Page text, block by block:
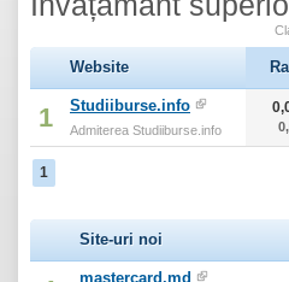
Website
1 Studiiburse.info
Admiterea Studiiburse.info
1
Site-uri noi
mastercard.md